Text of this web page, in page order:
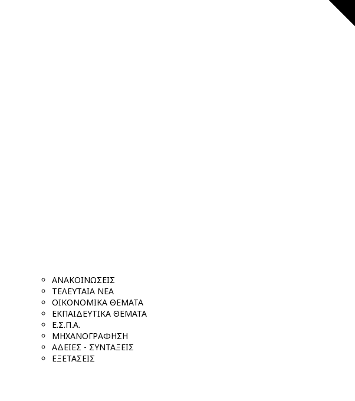
ΑΝΑΚΟΙΝΩΣΕΙΣ
ΤΕΛΕΥΤΑΙΑ ΝΕΑ
ΟΙΚΟΝΟΜΙΚΑ ΘΕΜΑΤΑ
ΕΚΠΑΙΔΕΥΤΙΚΑ ΘΕΜΑΤΑ
Ε.Σ.Π.Α.
ΜΗΧΑΝΟΓΡΑΦΗΣΗ
ΑΔΕΙΕΣ - ΣΥΝΤΑΞΕΙΣ
ΕΞΕΤΑΣΕΙΣ